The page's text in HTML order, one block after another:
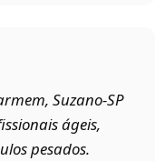
Suzano‑SP
ágeis,
pesados.